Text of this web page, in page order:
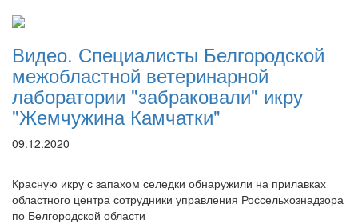
Видео. Специалисты Белгородской
межобластной ветеринарной
лаборатории "забраковали" икру
"Жемчужина Камчатки"
09.12.2020
Красную икру с запахом селедки обнаружили на прилавках
областного центра сотрудники управления Россельхознадзора
по Белгородской области